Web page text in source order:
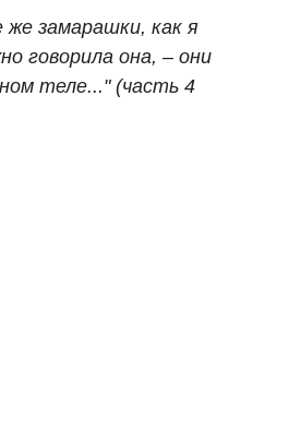
же замарашки, как я
говорила она, – они
теле..." (часть 4